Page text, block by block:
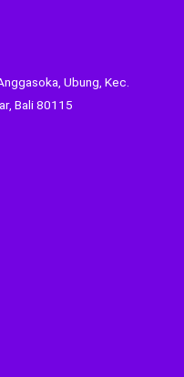
Ubung, Kec.
Bali 80115